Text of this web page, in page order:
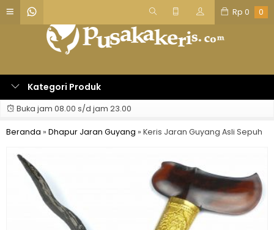
Rp 0 0
Kategori Produk
Buka jam 08.00 s/d jam 23.00
Beranda » Dhapur Jaran Guyang » Keris Jaran Guyang Asli Sepuh